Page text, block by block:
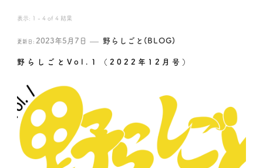
表示: 1 - 4 of 4 結果
更新日: 2023年5月7日 野らしごと(BLOG)
野らしごとVol.１（2022年12月号）